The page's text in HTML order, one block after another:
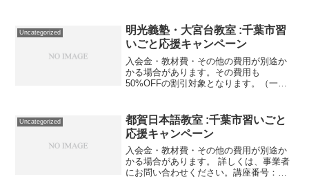
2022/03/31バレエ月４回（週...
Uncategorized
明光義塾・大宮台教室 :千葉市習
いごと応援キャンペーン
入会金・教材費・その他の費用が別途か
かる場合があります。その費用も
50%OFFの割引対象となります。（一部
01-01事業者提供価格92,400円▶46,200円
利用...
Uncategorized
都賀日本語教室 :千葉市習いごと
応援キャンペーン
入会金・教材費・その他の費用が別途か
かる場合があります。 詳しくは、事業者
にお問い合わせください。講座番号：